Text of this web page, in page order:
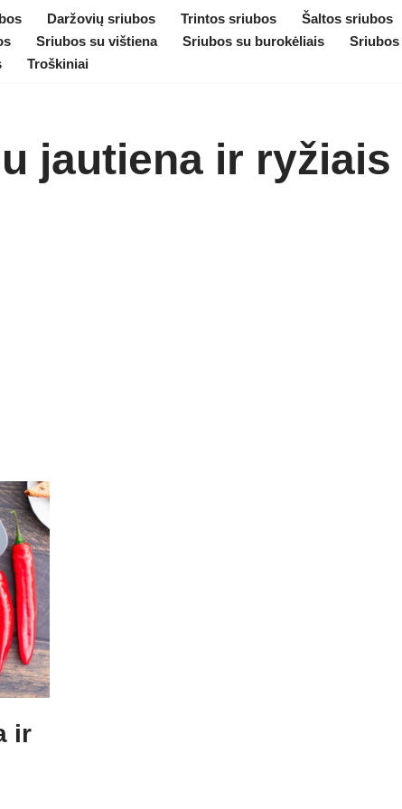
Daržovių sriubos Trintos sriubos Šaltos sriubos
Sriubos su vištiena Sriubos su burokėliais Sriubos
Troškiniai
jautiena ir ryžiais
ir